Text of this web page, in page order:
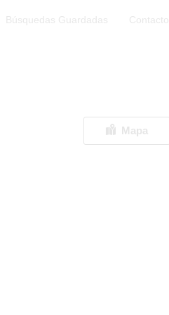
Búsquedas Guardadas Contacto
Mapa